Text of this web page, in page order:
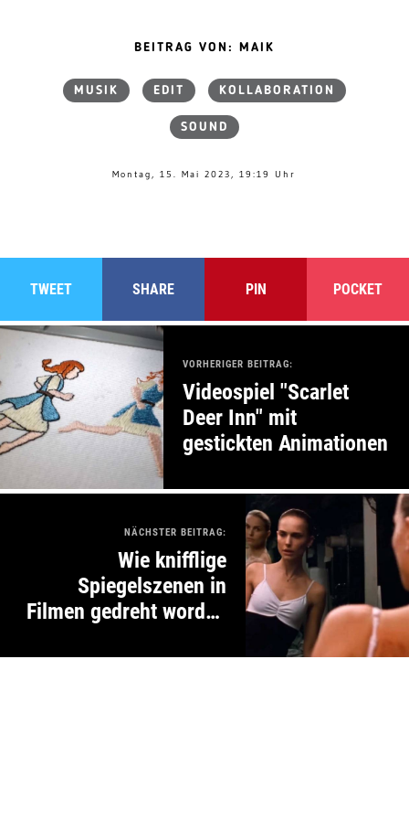
BEITRAG VON: MAIK
MUSIK EDIT KOLLABORATION
SOUND
Montag, 15. Mai 2023, 19:19 Uhr
TWEET SHARE PIN POCKET
VORHERIGER BEITRAG:
Videospiel "Scarlet
Deer Inn" mit
gestickten Animationen
NÄCHSTER BEITRAG:
Wie knifflige
Spiegelszenen in
Filmen gedreht worden